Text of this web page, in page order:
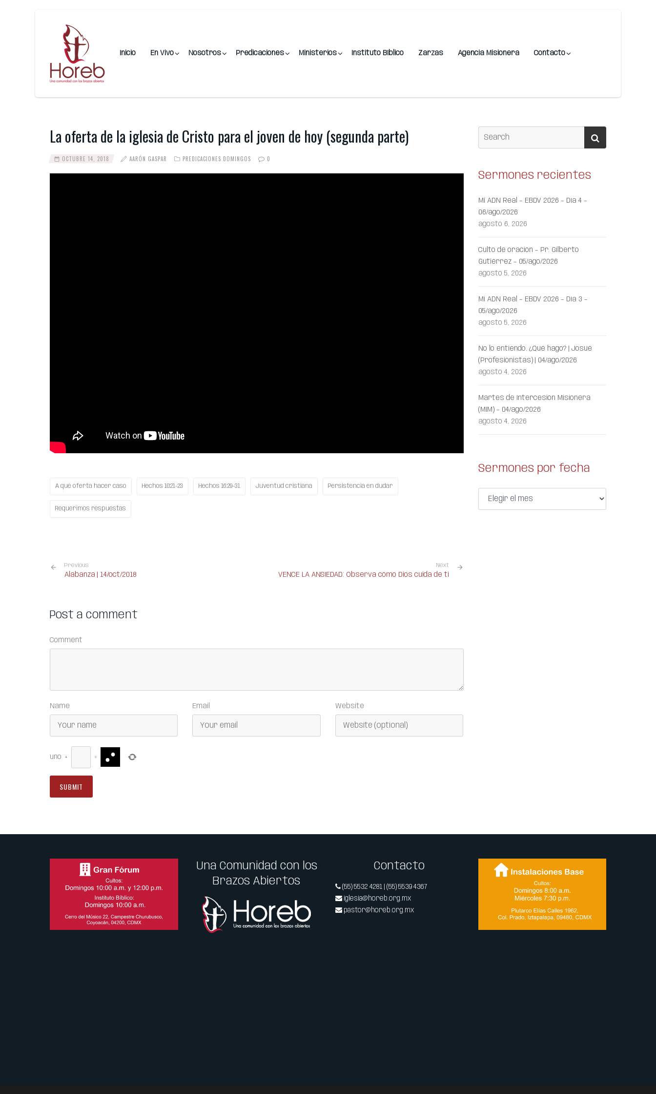
Inicio En Vivo Nosotros Predicaciones Ministerios Instituto Bíblico Zarzas Agencia Misionera Contacto
La oferta de la iglesia de Cristo para el joven de hoy (segunda parte)
OCTUBRE 14, 2018 AARÓN GASPAR PREDICACIONES DOMINGOS 0
A qué oferta hacer caso Hechos 10:21-23 Hechos 16:29-31 Juventud cristiana Persistencia en dudar
Requerimos respuestas
Previous
Alabanza | 14/oct/2018
Next
VENCE LA ANSIEDAD: Observa cómo Dios cuida de ti
Post a comment
Comment
Name Email Website
uno + =
Sermones recientes
Mi ADN Real – EBDV 2026 – Día 4 –
06/ago/2026
agosto 6, 2026
Culto de oración – Pr. Gilberto
Gutiérrez – 05/ago/2026
agosto 5, 2026
Mi ADN Real – EBDV 2026 – Día 3 –
05/ago/2026
agosto 5, 2026
No lo entiendo. ¿Qué hago? | Josué
(Profesionistas) | 04/ago/2026
agosto 4, 2026
Martes de Intercesión Misionera
(MIM) – 04/ago/2026
agosto 4, 2026
Sermones por fecha
Una Comunidad con los
Brazos Abiertos
Contacto
(55) 5532 4281 | (55) 5539 4367
iglesia@horeb.org.mx
pastor@horeb.org.mx